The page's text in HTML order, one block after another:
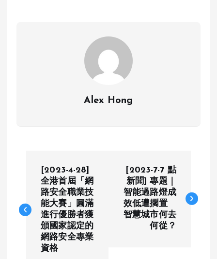
Alex Hong
s
[2023-4-28]
全港首屆「網
路安全職業技
能大賽」圓滿
進行優勝者獲
頒國家認定的
網路安全專業
資格
[2023-7-7 點
新聞] 專題｜
智能過路燈成
效低遭擱置
智慧城市何去
何從？